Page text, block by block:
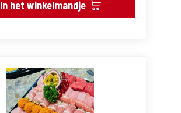
In het winkelmandje